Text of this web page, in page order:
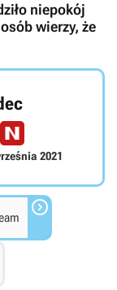
niepokój
wierzy, że
2021
